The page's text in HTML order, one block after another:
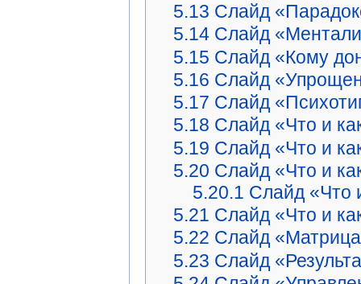
5.13 Слайд
5.14 Слайд
5.15 Слайд «Кому
5.16 Слайд
5.17 Слайд
5.18 Слайд «Что и
5.19 Слайд «Что и
5.20 Слайд «Что и
5.20.1 Слайд «Что
5.21 Слайд «Что и
5.22 Слайд
5.23 Слайд